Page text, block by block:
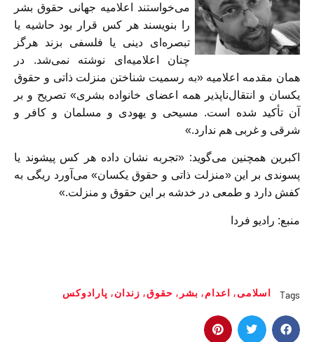
می‌خواستند اعلامیه جهانی حقوق بشر
را بنویسند هر کس قرار بود حاشیه یا
تبصره‌ای دینی یا فلسفی بزند هرگز
چنان اعلامیه‌ای نوشته نمی‌شد. در‌‌
همان مقدمه‌ اعلامیه «به رسمیت شناختن منزلت ذاتی و حقوق
یکسان و انتقال‌ناپذیر همه اعضای خانواده بشری» تصریح و بر
آن تأکید شده است. مسیحی و یهودی و مسلمان و کافر و
شرقی و غربی هم ندارد.»
اکبرین همچنین می‌گوید: «تجربه نشان داده هر کس پیشوند یا
پسوندی بر این «منزلت ذاتی و حقوق یکسان» می‌آورد ریگی به
کفش دارد و طمعی در خدشه بر این حقوق و منزلت.»
منبع: رادیو فردا
Tags اسلامی, اعدام, بشر , حقوق, زندان, پارادوکس‌